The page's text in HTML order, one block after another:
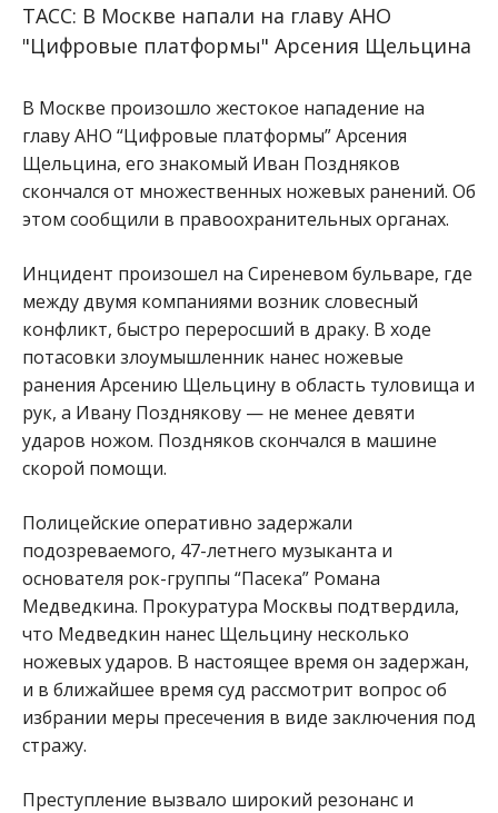
ТАСС: В Москве напали на главу АНО
"Цифровые платформы" Арсения Щельцина
В Москве произошло жестокое нападение на
главу АНО “Цифровые платформы” Арсения
Щельцина, его знакомый Иван Поздняков
скончался от множественных ножевых ранений. Об
этом сообщили в правоохранительных органах.
Инцидент произошел на Сиреневом бульваре, где
между двумя компаниями возник словесный
конфликт, быстро переросший в драку. В ходе
потасовки злоумышленник нанес ножевые
ранения Арсению Щельцину в область туловища и
рук, а Ивану Позднякову — не менее девяти
ударов ножом. Поздняков скончался в машине
скорой помощи.
Полицейские оперативно задержали
подозреваемого, 47-летнего музыканта и
основателя рок-группы “Пасека” Романа
Медведкина. Прокуратура Москвы подтвердила,
что Медведкин нанес Щельцину несколько
ножевых ударов. В настоящее время он задержан,
и в ближайшее время суд рассмотрит вопрос об
избрании меры пресечения в виде заключения под
стражу.
Преступление вызвало широкий резонанс и